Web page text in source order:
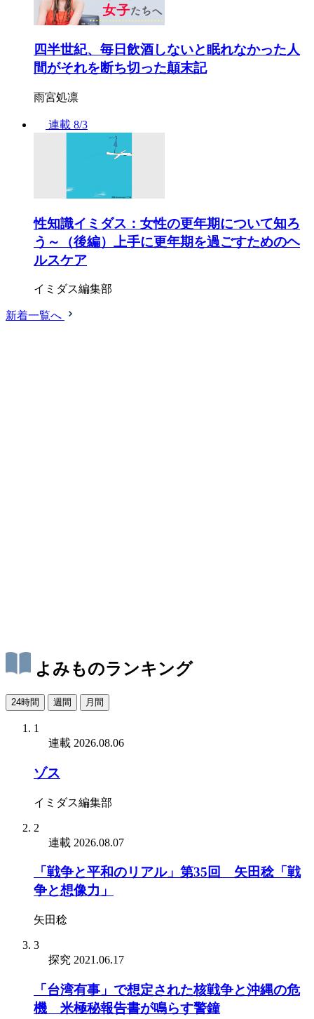
四半世紀、毎日飲酒しないと眠れなかった人
間がそれを断ち切った顛末記
雨宮処凛
連載 8/3
性知識イミダス：女性の更年期について知ろ
う～（後編）上手に更年期を過ごすためのヘ
ルスケア
イミダス編集部
新着一覧へ
よみものランキング
24時間 週間 月間
1
連載 2026.08.06
ゾス
イミダス編集部
2
連載 2026.08.07
「戦争と平和のリアル」第35回 矢田稔「戦
争と想像力」
矢田稔
3
探究 2021.06.17
「台湾有事」で想定された核戦争と沖縄の危
機 米極秘報告書が鳴らす警鐘